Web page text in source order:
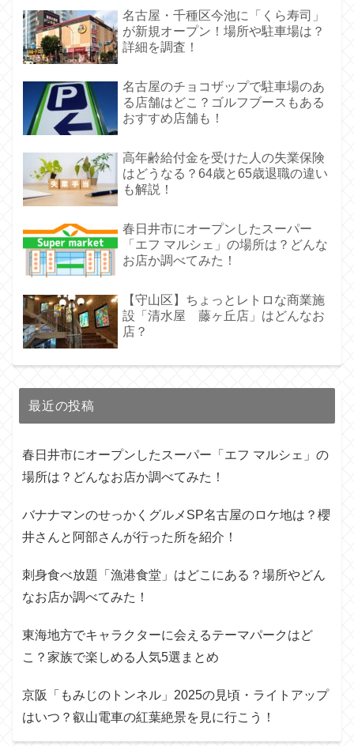
名古屋・千種区今池に「くら寿司」
が新規オープン！場所や駐車場は？
詳細を調査！
名古屋のチョコザップで駐車場のあ
る店舗はどこ？ゴルフブースもある
おすすめ店舗も！
高年齢給付金を受けた人の失業保険
はどうなる？64歳と65歳退職の違い
も解説！
春日井市にオープンしたスーパー
「エフ マルシェ」の場所は？どんな
お店か調べてみた！
【守山区】ちょっとレトロな商業施
設「清水屋 藤ヶ丘店」はどんなお
店？
最近の投稿
春日井市にオープンしたスーパー「エフ マルシェ」の
場所は？どんなお店か調べてみた！
バナナマンのせっかくグルメSP名古屋のロケ地は？櫻
井さんと阿部さんが行った所を紹介！
刺身食べ放題「漁港食堂」はどこにある？場所やどん
なお店か調べてみた！
東海地方でキャラクターに会えるテーマパークはど
こ？家族で楽しめる人気5選まとめ
京阪「もみじのトンネル」2025の見頃・ライトアップ
はいつ？叡山電車の紅葉絶景を見に行こう！